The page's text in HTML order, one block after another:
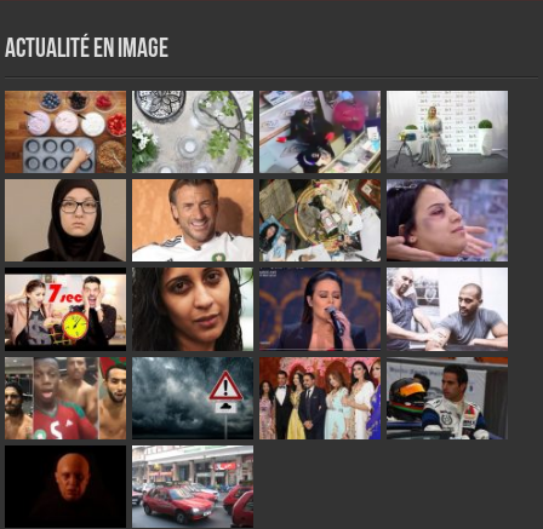
Actualité en Image